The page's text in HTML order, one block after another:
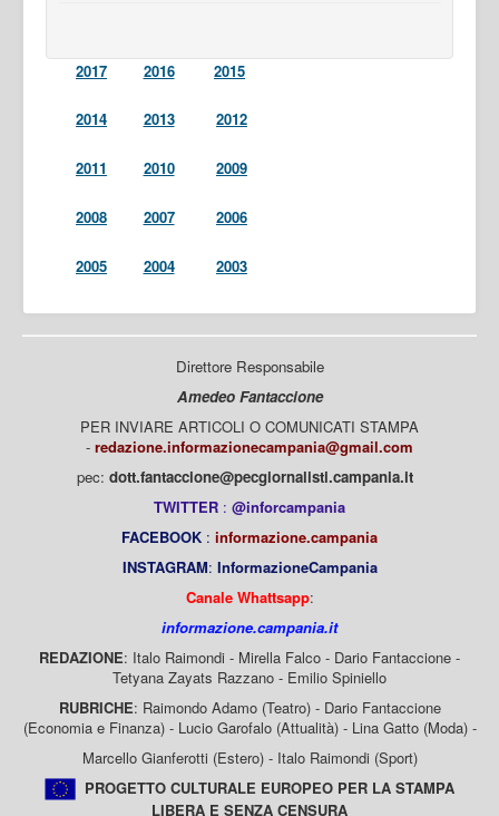
2017 2016 2015
2014 2013 2012
2011 2010 2009
2008 2007 2006
2005 2004 2003
Direttore Responsabile
Amedeo Fantaccione
PER INVIARE ARTICOLI O COMUNICATI STAMPA
- redazione.informazionecampania@gmail.com
pec: dott.fantaccione@pecgiornalisti.campania.it
TWITTER : @inforcampania
FACEBOOK : informazione.campania
INSTAGRAM: InformazioneCampania
Canale Whattsapp:
informazione.campania.it
REDAZIONE: Italo Raimondi - Mirella Falco - Dario Fantaccione -
Tetyana Zayats Razzano - Emilio Spiniello
RUBRICHE: Raimondo Adamo (Teatro) - Dario Fantaccione
(Economia e Finanza) - Lucio Garofalo (Attualità) - Lina Gatto (Moda) -
Marcello Gianferotti (Estero) - Italo Raimondi (Sport)
PROGETTO CULTURALE EUROPEO PER LA STAMPA
LIBERA E SENZA CENSURA